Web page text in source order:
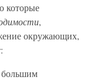
которые
,
окружающих,
большим